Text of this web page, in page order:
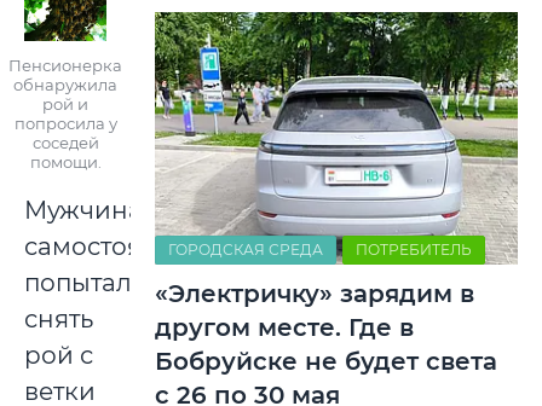
Пенсионерка
обнаружила
рой и
попросила у
соседей
помощи.
Мужчина
самостоятельно
попытался
снять
рой с
ветки
ГОРОДСКАЯ СРЕДА ПОТРЕБИТЕЛЬ
«Электричку» зарядим в
другом месте. Где в
Бобруйске не будет света
с 26 по 30 мая